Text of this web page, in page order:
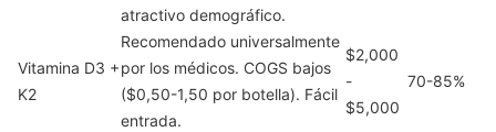
atractivo demográfico.
Vitamina D3 +
K2
Recomendado universalmente
por los médicos. COGS bajos
($0,50-1,50 por botella). Fácil
entrada.
$2,000
-
$5,000
70-85%